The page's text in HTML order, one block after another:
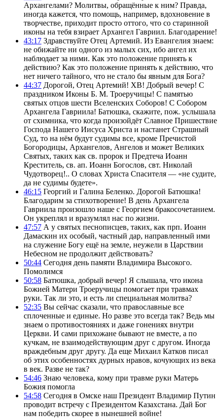
Архангелами? Молитвы, обращённые к ним? Правда,
иногда кажется, что помощь, например, вдохновение в
творчестве, приходит просто оттого, что со старинной
иконы на тебя взирает Архангел Гавриил. Благодарение!
43:17 Здравствуйте Отец Артемий. Из Евангелия знаем:
не обижайте ни одного из малых сих, ибо ангел их
наблюдает за ними. Как это положение принять к
действию? Как это положение принять к действию, что
нет ничего тайного, что не стало бы явным для Бога?
44:37 Дорогой, Отец Артемий! ХВ! Добрый вечер! С
праздником Иконы Б. М. Троеручицы! С памятью
святых отцов шести Вселенских Соборов! С Собором
Архангела Гавриила! Батюшка, скажите, пож. услышала
от схимника, что когда произойдёт Славное Пришествие
Господа Нашего Иисуса Христа и настанет Страшный
Суд, то на нём будут судимы все, кроме Пречистой
Богородицы, Архангелов, Ангелов и может Великих
Святых, таких как св. пророк и Предтеча Иоанн
Креститель, св. ап. Иоанн Богослов, свт. Николай
Чудотворец!.. О словах Христа Спасителя — «не судите,
да не судимы будете».
46:15 Георгий и Галина Беленко. Дорогой Батюшка!
Благодарим за стихотворение! В день Архангела
Гавриила произошло наше с Георгием бракосочетанием.
Он укреплял и вразумлял нас по жизни.
47:57 А у святых песнописцев, таких, как прп. Иоанн
Дамаскин их особый, частный дар, направленный ими
на служение Богу ещё на земле, неужели в Царствии
Небесном не продолжит действовать?
50:44 Сегодня день памяти Владимира Высокого.
Помолимся
50:58 Батюшка, добрый вечер! Я слышала, что икона
Божией Матери Троеручицы помогает при травмах
руки. Так ли это, и есть ли специальная молитва?
52:35 Вы сейчас сказали, что православные все
сплоченные и единые. Но разве это всегда так? Ведь мы
знаем о противостояниях и даже гонениях внутри
Церкви. И сами прихожане бывают не вместе, а по
кучкам, не взаимодействующим друг с другом. Иногда
враждебным друг другу. Да еще Михаил Катков писал
об этих особенностях дурных нравов, кочующих из века
в век. Разве не так?
54:46 Знаю человека, кому при травме руки Матерь
Божия помогла
54:58 Сегодня в Омске наш Президент Владимир Путин
проводит встречу с Президентом Казахстана. Дай Бог
нам победить скорее в нынешней войне!